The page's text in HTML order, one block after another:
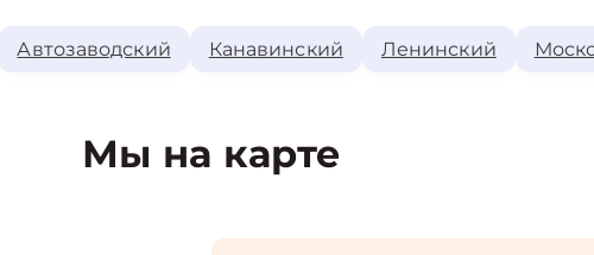
Автозаводский Канавинский Ленинский
Мы на карте